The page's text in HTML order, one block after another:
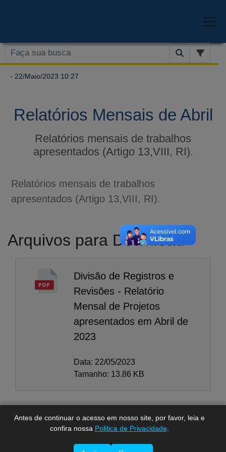
Antes de continuar o acesso em nosso site, por favor, leia e
confira nossa Politica de Privacidade.
- 22/Maio/2023 10:27
Relatórios Mensais de Abril
Relatórios mensais de trabalhos
apresentados (Artigo 13,VIII, RI).
Relatórios mensais de trabalhos
apresentados (Artigo 13,VIII, RI).
Arquivos para Download
Divisão de Registros e
Revisões - Relatório
Mensal de Projetos
apresentados em Abril de
2023
Data: 22/05/2023
Tamanho: 13.86 KB